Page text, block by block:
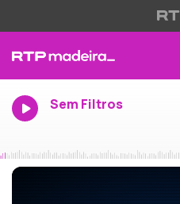
Sem Filtros